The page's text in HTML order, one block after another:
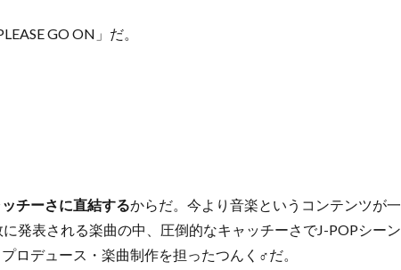
GO ON」だ。
チーさに直結するからだ。今より音楽というコンテンツが一
発表される楽曲の中、圧倒的なキャッチーさでJ-POPシーン
ロデュース・楽曲制作を担ったつんく♂だ。